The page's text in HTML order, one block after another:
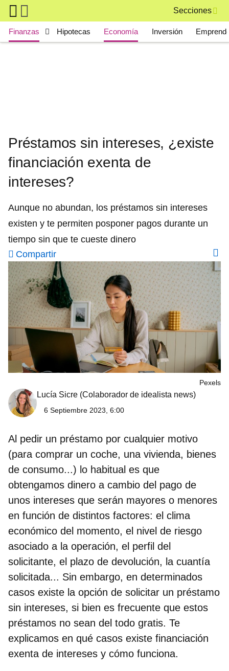
Skip to main content
Secciones
Main navigation
Finanzas Hipotecas Economía Inversión
Préstamos sin intereses, ¿existe
financiación exenta de
intereses?
Aunque no abundan, los préstamos sin intereses
existen y te permiten posponer pagos durante un
tiempo sin que te cueste dinero
Compartir
Pexels
Lucía Sicre (Colaborador de idealista news)
6 Septiembre 2023, 6:00
Al pedir un préstamo por cualquier motivo
(para comprar un coche, una vivienda, bienes
de consumo...) lo habitual es que
obtengamos dinero a cambio del pago de
unos intereses que serán mayores o menores
en función de distintos factores: el clima
económico del momento, el nivel de riesgo
asociado a la operación, el perfil del
solicitante, el plazo de devolución, la cuantía
solicitada... Sin embargo, en determinados
casos existe la opción de solicitar un préstamo
sin intereses, si bien es frecuente que estos
préstamos no sean del todo gratis. Te
explicamos en qué casos existe financiación
exenta de intereses y cómo funciona.